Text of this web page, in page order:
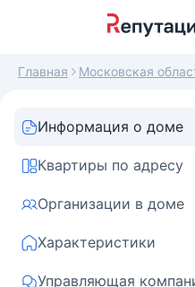
Главная Московская
Информация о доме
Квартиры по адресу
Организации в доме
Характеристики
Управляющая